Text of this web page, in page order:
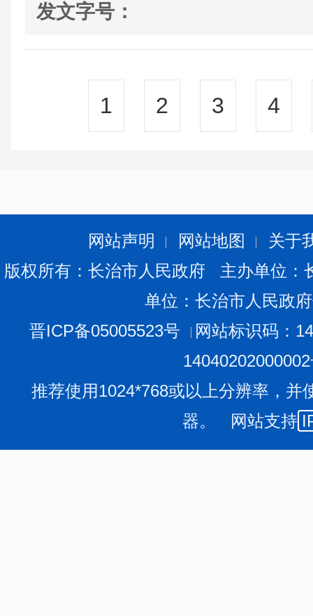
发文字号：
1 2 3 4
网站声明 网站地图
关于
版权所有：长治市人民政府 主办单位
单位：长治市人民政
晋ICP备05005523号
网站标识码：
推荐使用1024*768或以上分辨率，并
器。 网站支持